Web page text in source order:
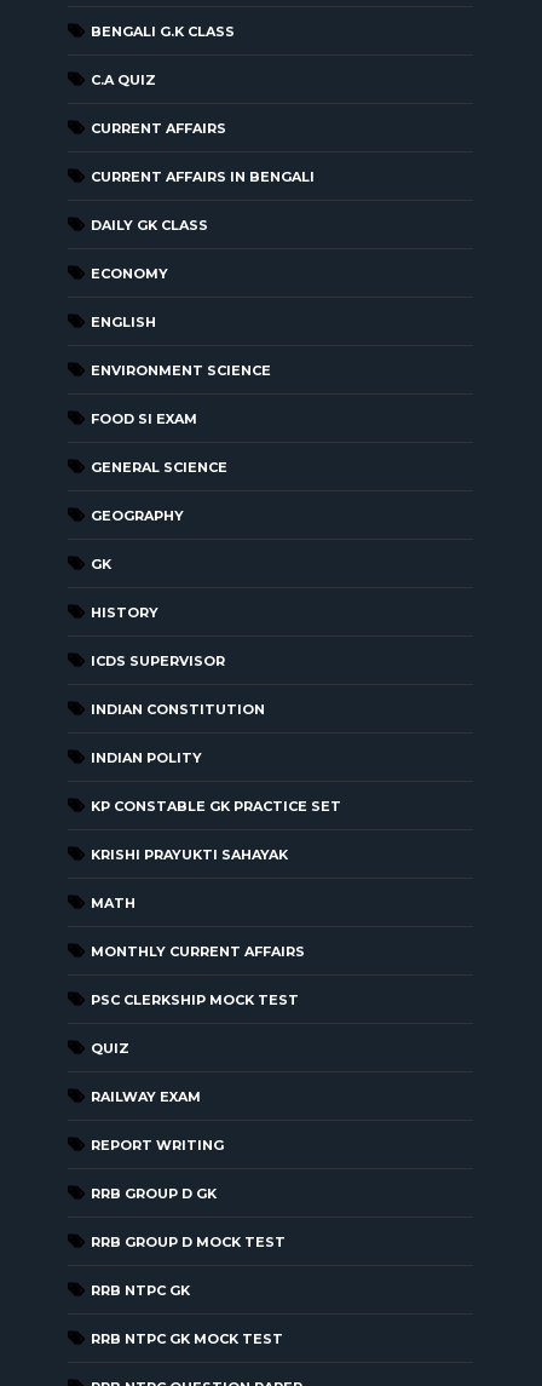
BENGALI G.K CLASS
C.A QUIZ
CURRENT AFFAIRS
CURRENT AFFAIRS IN BENGALI
DAILY GK CLASS
ECONOMY
ENGLISH
ENVIRONMENT SCIENCE
FOOD SI EXAM
GENERAL SCIENCE
GEOGRAPHY
GK
HISTORY
ICDS SUPERVISOR
INDIAN CONSTITUTION
INDIAN POLITY
KP CONSTABLE GK PRACTICE SET
KRISHI PRAYUKTI SAHAYAK
MATH
MONTHLY CURRENT AFFAIRS
PSC CLERKSHIP MOCK TEST
QUIZ
RAILWAY EXAM
REPORT WRITING
RRB GROUP D GK
RRB GROUP D MOCK TEST
RRB NTPC GK
RRB NTPC GK MOCK TEST